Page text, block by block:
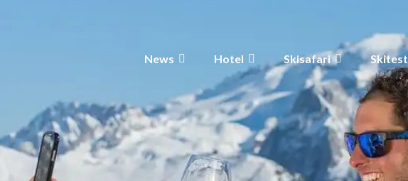
News Hotel Skisafari Skitest